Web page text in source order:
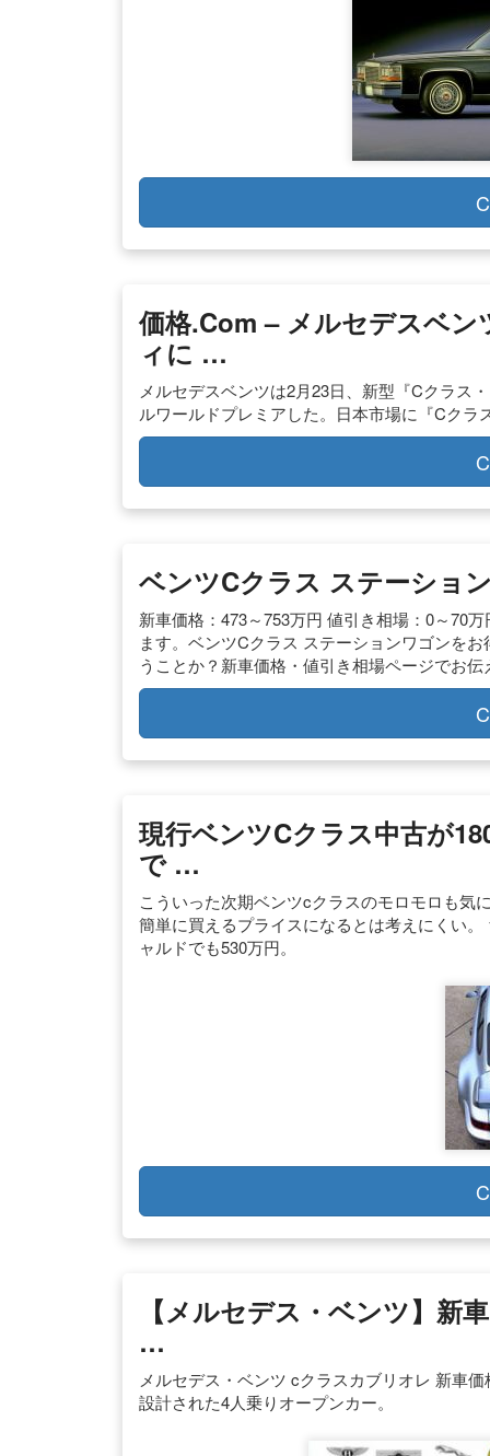
価格.com – メルセデスベン
ィに …
メルセデスベンツは2月23日、新型『Cクラス
ルワールドプレミアした。日本市場に『Cクラ
ベンツCクラス ステーショ
新車価格：473～753万円 値引き相場：0～70
ます。ベンツCクラス ステーションワゴンを
うことか？新車価格・値引き相場ページでお伝
現行ベンツCクラス中古が
で …
こういった次期ベンツcクラスのモロモロも気
簡単に買えるプライスになるとは考えにくい
ャルドでも530万円。
【メルセデス・ベンツ】新
…
メルセデス・ベンツ cクラスカブリオレ 新車
設計された4人乗りオープンカー。